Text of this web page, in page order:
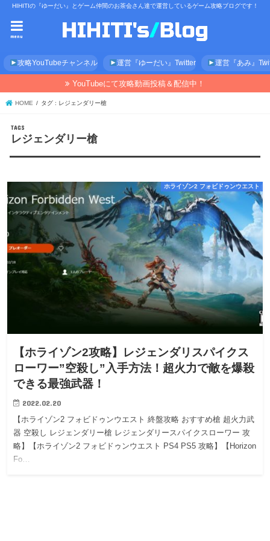
HIHITIの『ゆーだい』とゲーム仲間のお茶会さん達で運営しているゲーム攻略ブログです！
menu
攻略YouTubeチャンネル 運営『ゆーだい』Twitter 運営『あみ』
YouTubeにて攻略動画投稿＆配信中！
HOME タグ : レジェンダリー槍
レジェンダリー槍
ホライゾン2 フォビドゥンウエスト
【ホライゾン2攻略】レジェンダリスパイクス
ローワー”空殺し”入手方法！超火力で敵を爆殺
できる最強武器！
2022.02.20
【ホライゾン2 フォビドゥンウエスト 終盤攻略 おすすめ槍 超火力武
器 空殺し レジェンダリー槍 レジェンダリースパイクスローワー 攻
略】【ホライゾン2 フォビドゥンウエスト PS4 PS5 攻略】【Horizon
Fo…